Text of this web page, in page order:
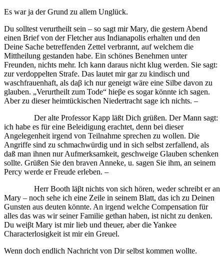
Es war ja der Grund zu allem Unglück.
Du solltest verurtheilt sein – so sagt mir Mary, die gestern Abend
einen Brief von der Fletcher aus Indianapolis erhalten und den
Deine Sache betreffenden Zettel verbrannt, auf welchem die
Mittheilung gestanden habe. Ein schönes Benehmen unter
Freunden, nichts mehr. Ich kann daraus nicht klug werden. Sie sagt:
zur verdoppelten Strafe. Das lautet mir gar zu kindisch und
waschfrauenhaft, als daβ ich nur geneigt wäre eine Silbe davon zu
glauben. „Verurtheilt zum Tode“ hieβe es sogar könnte ich sagen.
Aber zu dieser heimtückischen Niedertracht sage ich nichts. –
Der alte Professor Kapp läßt Dich grüßen. Der Mann sagt:
ich habe es für eine Beleidigung erachtet, denn bei dieser
Angelegenheit irgend von Teilnahme sprechen zu wollen. Die
Angriffe sind zu schmachwürdig und in sich selbst zerfallend, als
daß man ihnen nur Aufmerksamkeit, geschweige Glauben schenken
sollte. Grüßen Sie den braven Anneke, u. sagen Sie ihm, an seinem
Percy werde er Freude erleben. –
Herr Booth läβt nichts von sich hören, weder schreibt er an
Mary – noch sehe ich eine Zeile in seinem Blatt, das ich zu Deinen
Gunsten aus deuten könnte. An irgend welche Compensation für
alles das was wir seiner Familie gethan haben, ist nicht zu denken.
Du weiβt Mary ist mir lieb und theuer, aber die Yankee
Characterlosigkeit ist mir ein Greuel.
Wenn doch endlich Nachricht von Dir selbst kommen wollte.